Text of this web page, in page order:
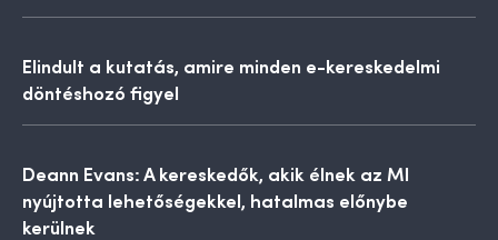
Elindult a kutatás, amire minden e-kereskedelmi
döntéshozó figyel
Deann Evans: A kereskedők, akik élnek az MI
nyújtotta lehetőségekkel, hatalmas előnybe
kerülnek